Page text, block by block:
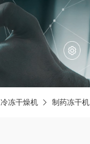
冷冻干燥机 制药冻干机